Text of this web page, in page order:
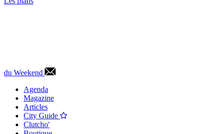
du Weekend
Agenda
Magazine
Articles
City Guide
Clutcho'